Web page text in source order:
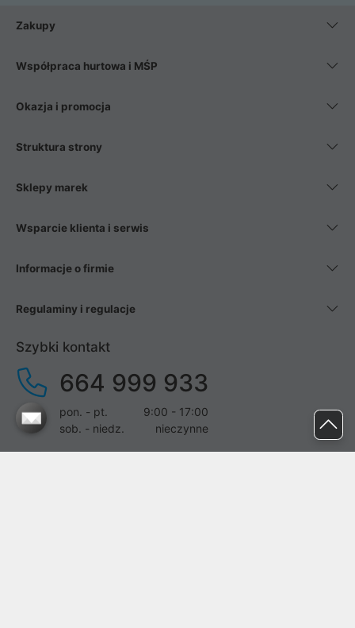
Zakupy
Współpraca hurtowa i MŚP
Okazja i promocja
Struktura strony
Sklepy marek
Wsparcie klienta i serwis
Informacje o firmie
Regulaminy i regulacje
Szybki kontakt
664 999 933
pon. - pt.
9:00 - 17:00
sob. - niedz.
nieczynne